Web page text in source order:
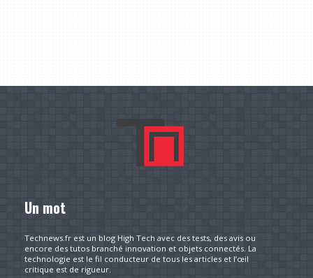
Un mot
Technews.fr est un blog High Tech avec des tests, des avis ou
encore des tutos branché innovation et objets connectés. La
technologie est le fil conducteur de tous les articles et l’œil
critique est de rigueur.